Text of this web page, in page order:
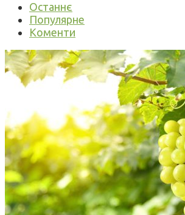
Останнє
Популярне
Коменти